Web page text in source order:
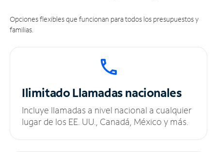
Opciones flexibles que funcionan para todos los presupuestos y
familias.
IlimitadoLlamadas nacionales
Incluye llamadas a nivel nacional a cualquier
lugar de los EE. UU., Canadá, México y más.